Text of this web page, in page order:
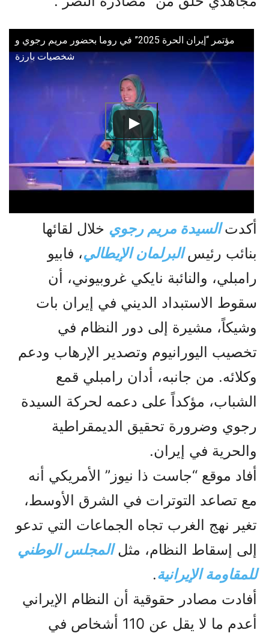
مؤتمر “إيران الحرة 2025” في روما بحضور مريم رجوي و
شخصيات بارزة
أكدتالسيدة مريم رجوي خلال لقائها
بنائب رئيسالبرلمان الإيطالي، فابيو
رامبلي، والنائبة نایكي غروبيوني، أن
سقوط الاستبداد الديني في إيران بات
وشيكاً، مشيرة إلى دور النظام في
تخصيب اليورانيوم وتصدير الإرهاب ودعم
وكلائه. من جانبه، أدان رامبلي قمع
الشباب، مؤكداً على دعمه لحركة السيدة
رجوي وضرورة تحقيق الديمقراطية
والحرية في إيران.
أفاد موقع “جاست ذا نيوز” الأمريكي أنه
مع تصاعد التوترات في الشرق الأوسط،
تغير نهج الغرب تجاه الجماعات التي تدعو
إلى إسقاط النظام، مثلالمجلس الوطني
للمقاومة الإيرانية.
أفادت مصادر حقوقية أن النظام الإيراني
أعدم ما لا يقل عن 110 أشخاص في